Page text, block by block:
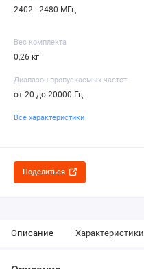
2402 - 2480 МГц
Вес комплекта
0,26 кг
Диапазон пропускаемых частот
от 20 до 20000 Гц
Все характеристики
Поделиться
Описание Характеристики